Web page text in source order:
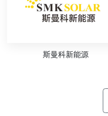
斯曼科新能源